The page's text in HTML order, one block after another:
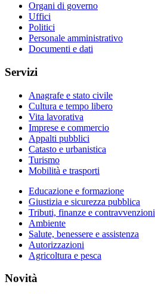
Organi di governo
Uffici
Politici
Personale amministrativo
Documenti e dati
Servizi
Anagrafe e stato civile
Cultura e tempo libero
Vita lavorativa
Imprese e commercio
Appalti pubblici
Catasto e urbanistica
Turismo
Mobilità e trasporti
Educazione e formazione
Giustizia e sicurezza pubblica
Tributi, finanze e contravvenzioni
Ambiente
Salute, benessere e assistenza
Autorizzazioni
Agricoltura e pesca
Novità